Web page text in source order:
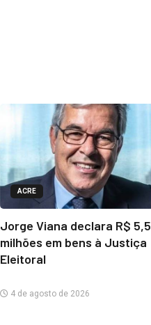
ACRE
Jorge Viana declara R$ 5,5
milhões em bens à Justiça
Eleitoral
4 de agosto de 2026